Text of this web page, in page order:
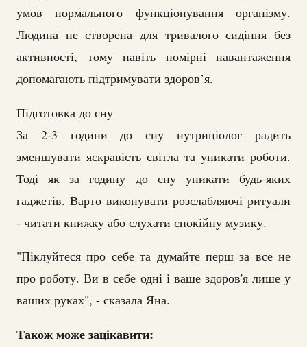
умов нормального функціонування організму.
Людина не створена для тривалого сидіння без
активності, тому навіть помірні навантаження
допомагають підтримувати здоров’я.
Підготовка до сну
За 2-3 години до сну нутриціолог радить
зменшувати яскравість світла та уникати роботи.
Тоді як за годину до сну уникати будь-яких
гаджетів. Варто виконувати розслабляючі ритуали
- читати книжку або слухати спокійну музику.
"Піклуйтеся про себе та думайте перш за все не
про роботу. Ви в себе одні і ваше здоров'я лише у
ваших руках", - сказала Яна.
Також може зацікавити: